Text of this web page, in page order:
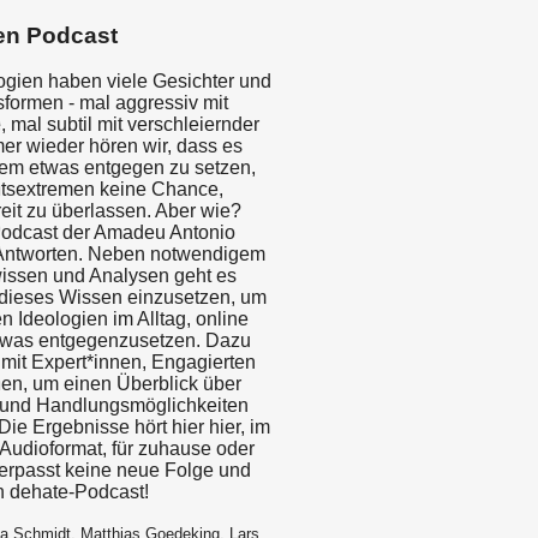
Podcast
haben viele Gesichter und
- mal aggressiv mit
mal subtil mit verschleiernder
wieder hören wir, dass es
etwas entgegen zu setzen,
keine Chance,
zu überlassen. Aber wie?
der Amadeu Antonio
Neben notwendigem
und Analysen geht es
Wissen einzusetzen, um
Ideologien im Alltag, online
entgegenzusetzen. Dazu
Expert*innen, Engagierten
um einen Überblick über
Handlungsmöglichkeiten
Ergebnisse hört hier hier, im
für zuhause oder
keine neue Folge und
dehate-Podcast!
Schmidt, Matthias Goedeking, Lars